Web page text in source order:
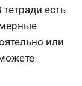
есть
или